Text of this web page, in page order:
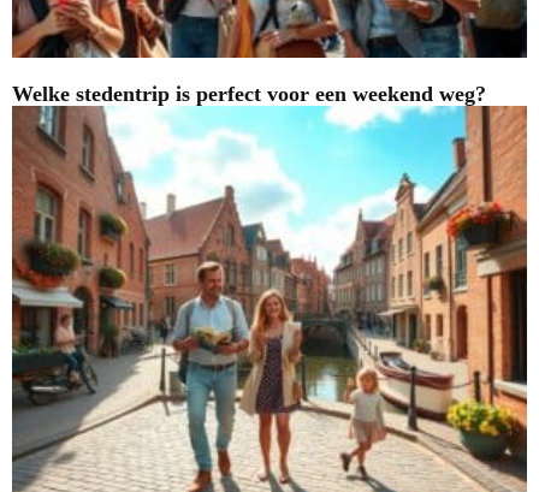
Welke stedentrip is perfect voor een weekend weg?